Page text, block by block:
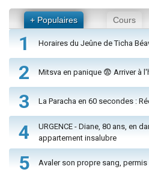
+ Populaires Cours
1 Horaires du Jeûne de Ticha
2 Mitsva en panique 😨 Arriver à
3 La Paracha en 60 secondes :
4
URGENCE - Diane, 80 ans, en
appartement insalubre
5 Avaler son propre sang, permis